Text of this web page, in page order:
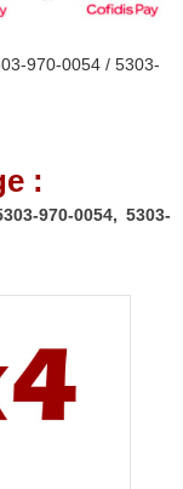
970-0054 / 5303-
:
970-0054, 5303-